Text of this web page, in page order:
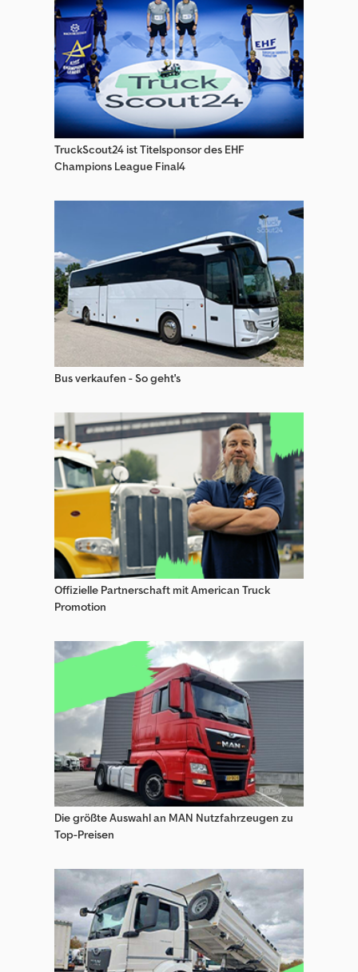
Clever Wohnwagen/Wohnmobile
Eifelland Wohnwagen/Wohnmobile
Etrusco Alkoven Wohnmobil / Wohnwagen
Etrusco Wohnwagen/Wohnmobile
Hobby Wohnwagen
Hymer/Eriba Wohnwagen/Wohnmobile
Itineo Wohnwagen/Wohnmobile
Luxus Wohnwagen
Niesmann+Bischoff Wohnwagen/Wohnmobile
Selbstbau Wohnwagen
Selbstbau Wohnwagen/Wohnmobile
Touring Wohnwagen
Vantourer Wohnwagen/Wohnmobile
TruckScout24 ist Titelsponsor des EHF
Champions League Final4
Bus verkaufen - So geht's
Offizielle Partnerschaft mit American Truck
Promotion
Die größte Auswahl an MAN Nutzfahrzeugen zu
Top-Preisen